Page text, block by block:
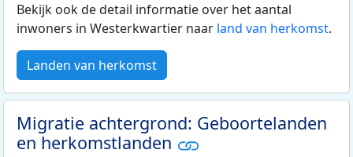
Bekijk ook de detail informatie over het aantal
inwoners in Westerkwartier naar land van herkomst.
Landen van herkomst
Migratie achtergrond: Geboortelanden
en herkomstlanden